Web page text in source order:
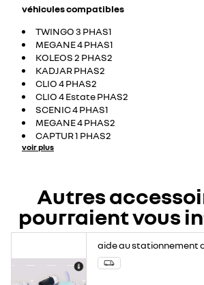
véhicules compatibles
TWINGO 3 PHAS1
MEGANE 4 PHAS1
KOLEOS 2 PHAS2
KADJAR PHAS2
CLIO 4 PHAS2
CLIO 4 Estate PHAS2
SCENIC 4 PHAS1
MEGANE 4 PHAS2
CAPTUR 1 PHAS2
voir plus
Autres
pourraient vous
aide au stationnement